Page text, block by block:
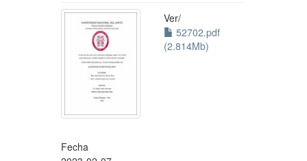
Ver/
52702.pdf
(2.814Mb)
Fecha